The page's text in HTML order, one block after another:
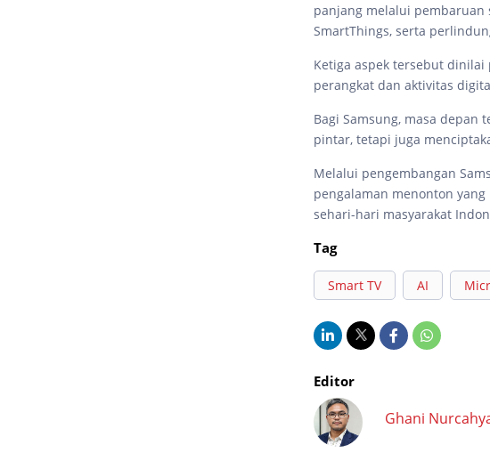
panjang melalui pembaruan
SmartThings, serta
Ketiga aspek tersebut
perangkat dan aktivitas
Bagi Samsung, masa
pintar, tetapi juga
Melalui pengembangan
pengalaman menonton
sehari-hari masyarakat
Tag
Smart TV AI
Editor
Ghani